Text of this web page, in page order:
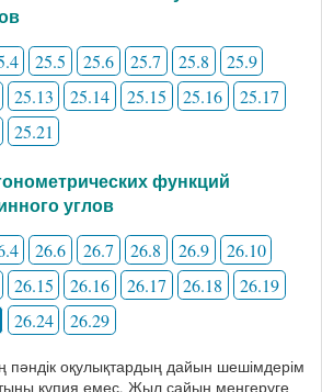
25.5 25.6 25.7 25.8
25.9
25.13 25.14 25.15 25.16
25.17
25.21
функций
углов
26.6 26.7 26.8 26.9
26.10
26.15 26.16 26.17 26.18
26.19
26.24 26.29
оқулықтардың дайын шешімдерім
құпия емес. Жыл сайын меңгеруге